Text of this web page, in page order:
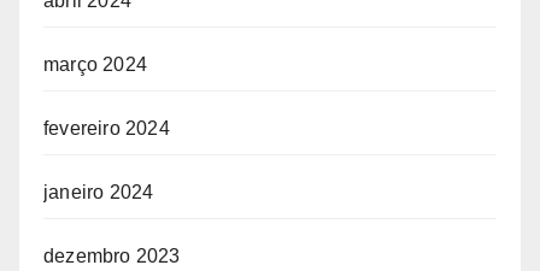
março 2024
fevereiro 2024
janeiro 2024
dezembro 2023